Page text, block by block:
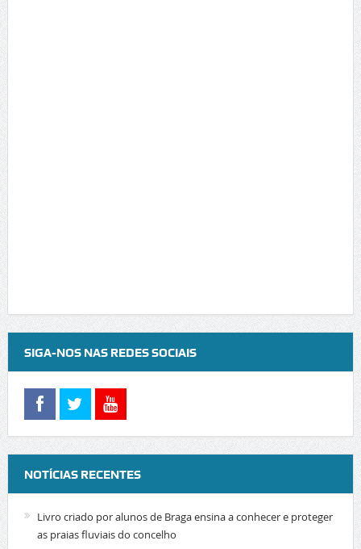
SIGA-NOS NAS REDES SOCIAIS
NOTÍCIAS RECENTES
Livro criado por alunos de Braga ensina a conhecer e proteger
as praias fluviais do concelho